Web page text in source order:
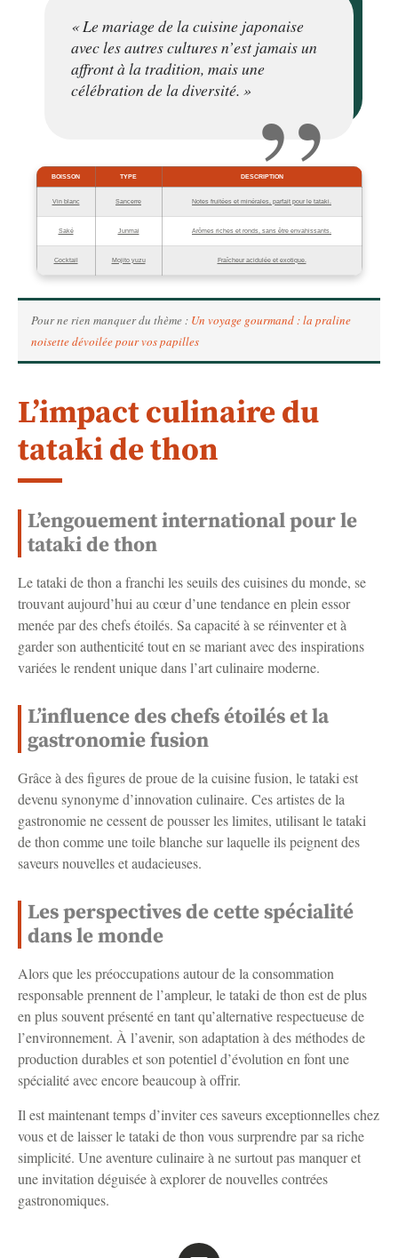
« Le mariage de la cuisine japonaise
avec les autres cultures n’est jamais un
affront à la tradition, mais une
célébration de la diversité. »
BOISSON TYPE DESCRIPTION
Vin blanc Sancerre Notes fruitées et minérales, parfait pour le tataki.
Saké Junmai Arômes riches et ronds, sans être envahissants.
Cocktail Mojito yuzu Fraîcheur acidulée et exotique.
Pour ne rien manquer du thème : Un voyage gourmand : la praline
noisette dévoilée pour vos papilles
L’impact culinaire du
tataki de thon
L’engouement international pour le
tataki de thon
Le tataki de thon a franchi les seuils des cuisines du monde, se
trouvant aujourd’hui au cœur d’une tendance en plein essor
menée par des chefs étoilés. Sa capacité à se réinventer et à
garder son authenticité tout en se mariant avec des inspirations
variées le rendent unique dans l’art culinaire moderne.
L’influence des chefs étoilés et la
gastronomie fusion
Grâce à des figures de proue de la cuisine fusion, le tataki est
devenu synonyme d’innovation culinaire. Ces artistes de la
gastronomie ne cessent de pousser les limites, utilisant le tataki
de thon comme une toile blanche sur laquelle ils peignent des
saveurs nouvelles et audacieuses.
Les perspectives de cette spécialité
dans le monde
Alors que les préoccupations autour de la consommation
responsable prennent de l’ampleur, le tataki de thon est de plus
en plus souvent présenté en tant qu’alternative respectueuse de
l’environnement. À l’avenir, son adaptation à des méthodes de
production durables et son potentiel d’évolution en font une
spécialité avec encore beaucoup à offrir.
Il est maintenant temps d’inviter ces saveurs exceptionnelles chez
vous et de laisser le tataki de thon vous surprendre par sa riche
simplicité. Une aventure culinaire à ne surtout pas manquer et
une invitation déguisée à explorer de nouvelles contrées
gastronomiques.